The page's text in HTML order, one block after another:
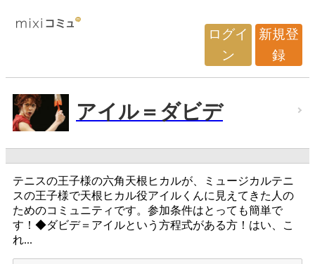
ログイ
ン
新規登
録
アイル＝ダビデ
テニスの王子様の六角天根ヒカルが、ミュージカルテニ
スの王子様で天根ヒカル役アイルくんに見えてきた人の
ためのコミュニティです。参加条件はとっても簡単で
す！◆ダビデ＝アイルという方程式がある方！はい、こ
れ...